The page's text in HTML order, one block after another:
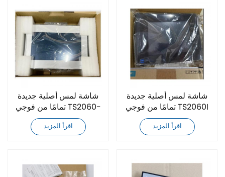
شاشة لمس أصلية جديدة
تمامًا من فوجي TS2060-
U200 V9100ICD
اقرأ المزيد
شاشة لمس أصلية جديدة
تمامًا من فوجي TS2060I
V9100IC V9100ICD
اقرأ المزيد